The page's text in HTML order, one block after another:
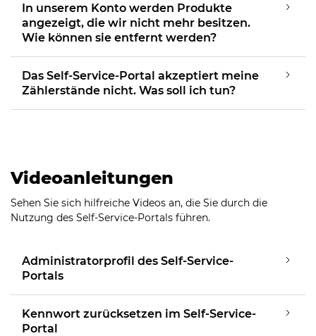
In unserem Konto werden Produkte
angezeigt, die wir nicht mehr besitzen.
Wie können sie entfernt werden?
Das Self-Service-Portal akzeptiert meine
Zählerstände nicht. Was soll ich tun?
Videoanleitungen
Sehen Sie sich hilfreiche Videos an, die Sie durch die
Nutzung des Self-Service-Portals führen.
Administratorprofil des Self-Service-
Portals
Kennwort zurücksetzen im Self-Service-
Portal